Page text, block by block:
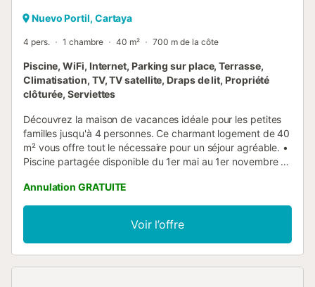
Nuevo Portil, Cartaya
4 pers. 1 chambre 40 m² 700 m de la côte
Piscine, WiFi, Internet, Parking sur place, Terrasse,
Climatisation, TV, TV satellite, Draps de lit, Propriété
clôturée, Serviettes
Découvrez la maison de vacances idéale pour les petites
familles jusqu'à 4 personnes. Ce charmant logement de 40
m² vous offre tout le nécessaire pour un séjour agréable. •
Piscine partagée disponible du 1er mai au 1er novembre •
et la piscine. Extérieur : Le logement dispose d'un joli jardin
où vous pourrez vous détendre au soleil ou savourer un
repas sur la terrasse. La piscine partagée, ouverte du 1er
mai au 1er novembre, est l'endroit parfait pour se rafraîchir.
Equipé de mobilier extérieur et de transats, c'est facile de
Annulation GRATUITE
Voir l’offre